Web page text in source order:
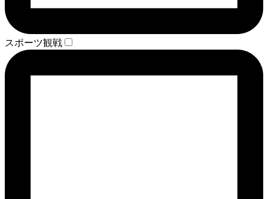
スポーツ観戦